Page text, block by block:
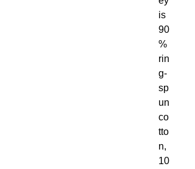
is
90
%
rin
g-
sp
un
co
tto
n,
10